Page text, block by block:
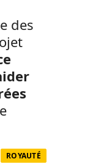
des
ROYAUTÉ